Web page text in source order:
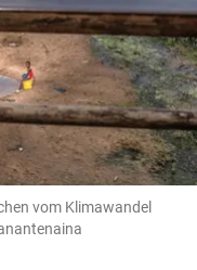
vom Klimawandel